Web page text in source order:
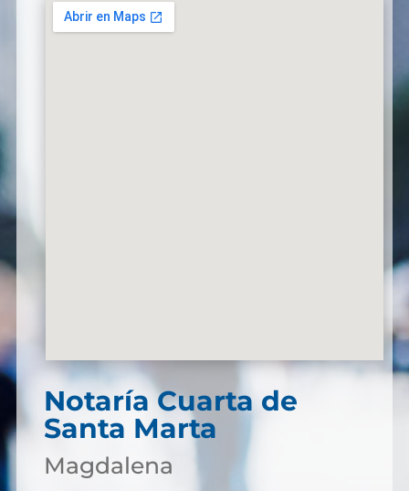
Notaría Cuarta de
Santa Marta
Magdalena